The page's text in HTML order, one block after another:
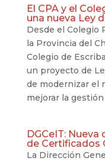
El CPA y el
una nueva Ley
Desde el Colegio
la Provincia del
Colegio de
un proyecto de
de modernizar el
mejorar la
DGCeIT:
de Certificados
La Dirección